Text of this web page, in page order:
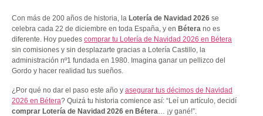
Con más de 200 años de historia, la Lotería de Navidad 2026 se
celebra cada 22 de diciembre en toda España, y en Bétera no es
diferente. Hoy puedes comprar tu Lotería de Navidad 2026 en Bétera
sin comisiones y sin desplazarte gracias a Lotería Castillo, la
administración nº1 fundada en 1980. Imagina ganar un pellizco del
Gordo y hacer realidad tus sueños.
¿Por qué no dar el paso este año y asegurar tus décimos de Navidad
2026 en Bétera? Quizá tu historia comience así: “Leí un artículo, decidí
comprar Lotería de Navidad 2026 en Bétera… ¡y gané!”.